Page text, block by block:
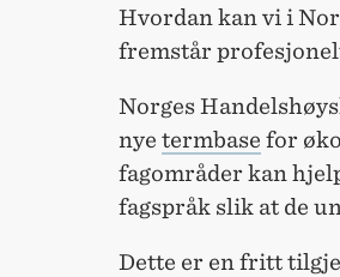
Hvordan kan vi i
fremstår
Norges
nye termbase for
fagområder kan
fagspråk slik at de
Dette er en fritt